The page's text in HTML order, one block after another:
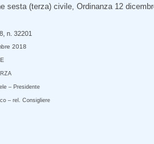
sesta (terza) civile, Ordinanza 12
n. 32201
2018
– Presidente
– rel. Consigliere